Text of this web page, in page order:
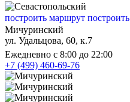
построить маршрут
Мичуринский
ул. Удальцова, 60, к.7
Ежедневно с 8:00 до 22:00
+7 (499) 460-69-76